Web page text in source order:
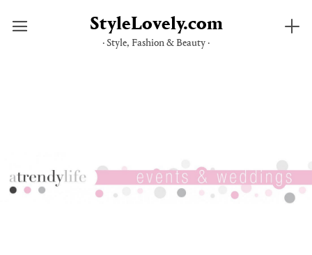
StyleLovely.com
· Style, Fashion & Beauty ·